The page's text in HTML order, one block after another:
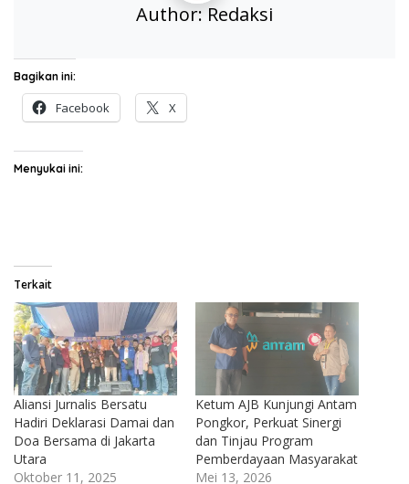
Author:Redaksi
Bagikan ini:
Facebook X
Menyukai ini:
Terkait
Aliansi Jurnalis Bersatu
Hadiri Deklarasi Damai dan
Doa Bersama di Jakarta
Utara
Oktober 11, 2025
Ketum AJB Kunjungi Antam
Pongkor, Perkuat Sinergi
dan Tinjau Program
Pemberdayaan Masyarakat
Mei 13, 2026